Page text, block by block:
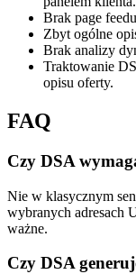
Brak page
Zbyt ogólne
Brak analizy
Traktowanie
opisu oferty.
FAQ
Czy DSA
Nie w klasycznym
wybranych adresach
ważne.
Czy DSA